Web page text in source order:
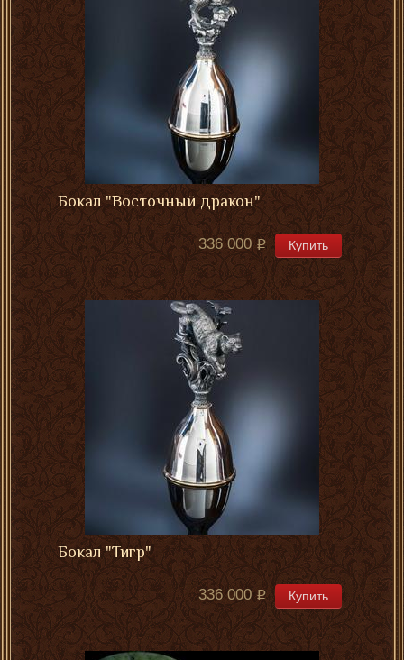
Бокал "Восточный дракон"
336 000 Купить
Бокал "Тигр"
336 000 Купить